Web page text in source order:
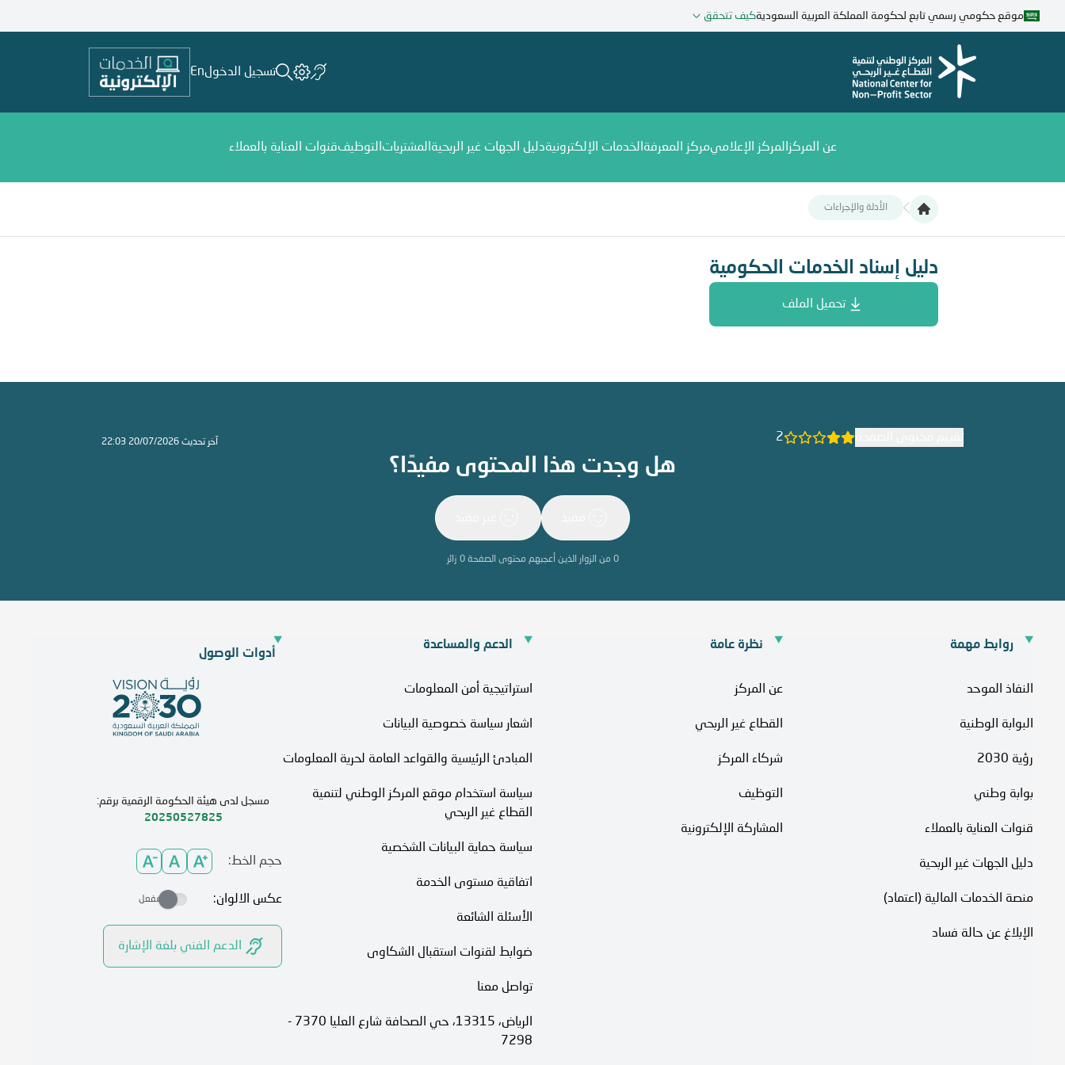
موقع حكومي رسمي تابع لحكومة المملكة العربية السعوديةكيف تتحقق
تسجيل الدخولEn
عن المركز المركز الإعلاميمركز المعرفة الخدمات الإلكترونيةدليل الجهات غير الربحية المشتريات التوظيفقنوات العناية بالعملاء
الأدلة والإجراءات
دليل إسناد الخدمات الحكومية
دليل إسناد الخدمات الحكومية
تحميل الملف
هل وجدت هذا المحتوى مفيدًا؟
0 من الزوار الذين أعجبهم محتوى الصفحة0 زائر
2 آخر تحديث 20/07/2026 22:03
أدوات الوصول
مسجل لدى هيئة الحكومة الرقمية برقم:
20250527825
حجم الخط:
عكس الالوان: مفعل
الدعم الفني بلغة الإشارة
روابط مهمة
النفاذ الموحد
البوابة الوطنية
رؤية 2030
بوابة وطني
قنوات العناية بالعملاء
دليل الجهات غير الربحية
منصة الخدمات المالية (اعتماد)
الإبلاغ عن حالة فساد
نظرة عامة
عن المركز
القطاع غير الربحي
شركاء المركز
التوظيف
المشاركة الإلكترونية
الدعم والمساعدة
استراتيجية أمن المعلومات
اشعار سياسة خصوصية البيانات
المبادئ الرئيسية والقواعد العامة لحرية المعلومات
سياسة استخدام موقع المركز الوطني لتنمية
القطاع غير الربحي
سياسة حماية البيانات الشخصية
اتفاقية مستوى الخدمة​
الأسئلة الشائعة
ضوابط لقنوات استقبال الشكاوى
تواصل معنا
الرياض، 13315، حي الصحافة شارع العليا 7370 -
7298